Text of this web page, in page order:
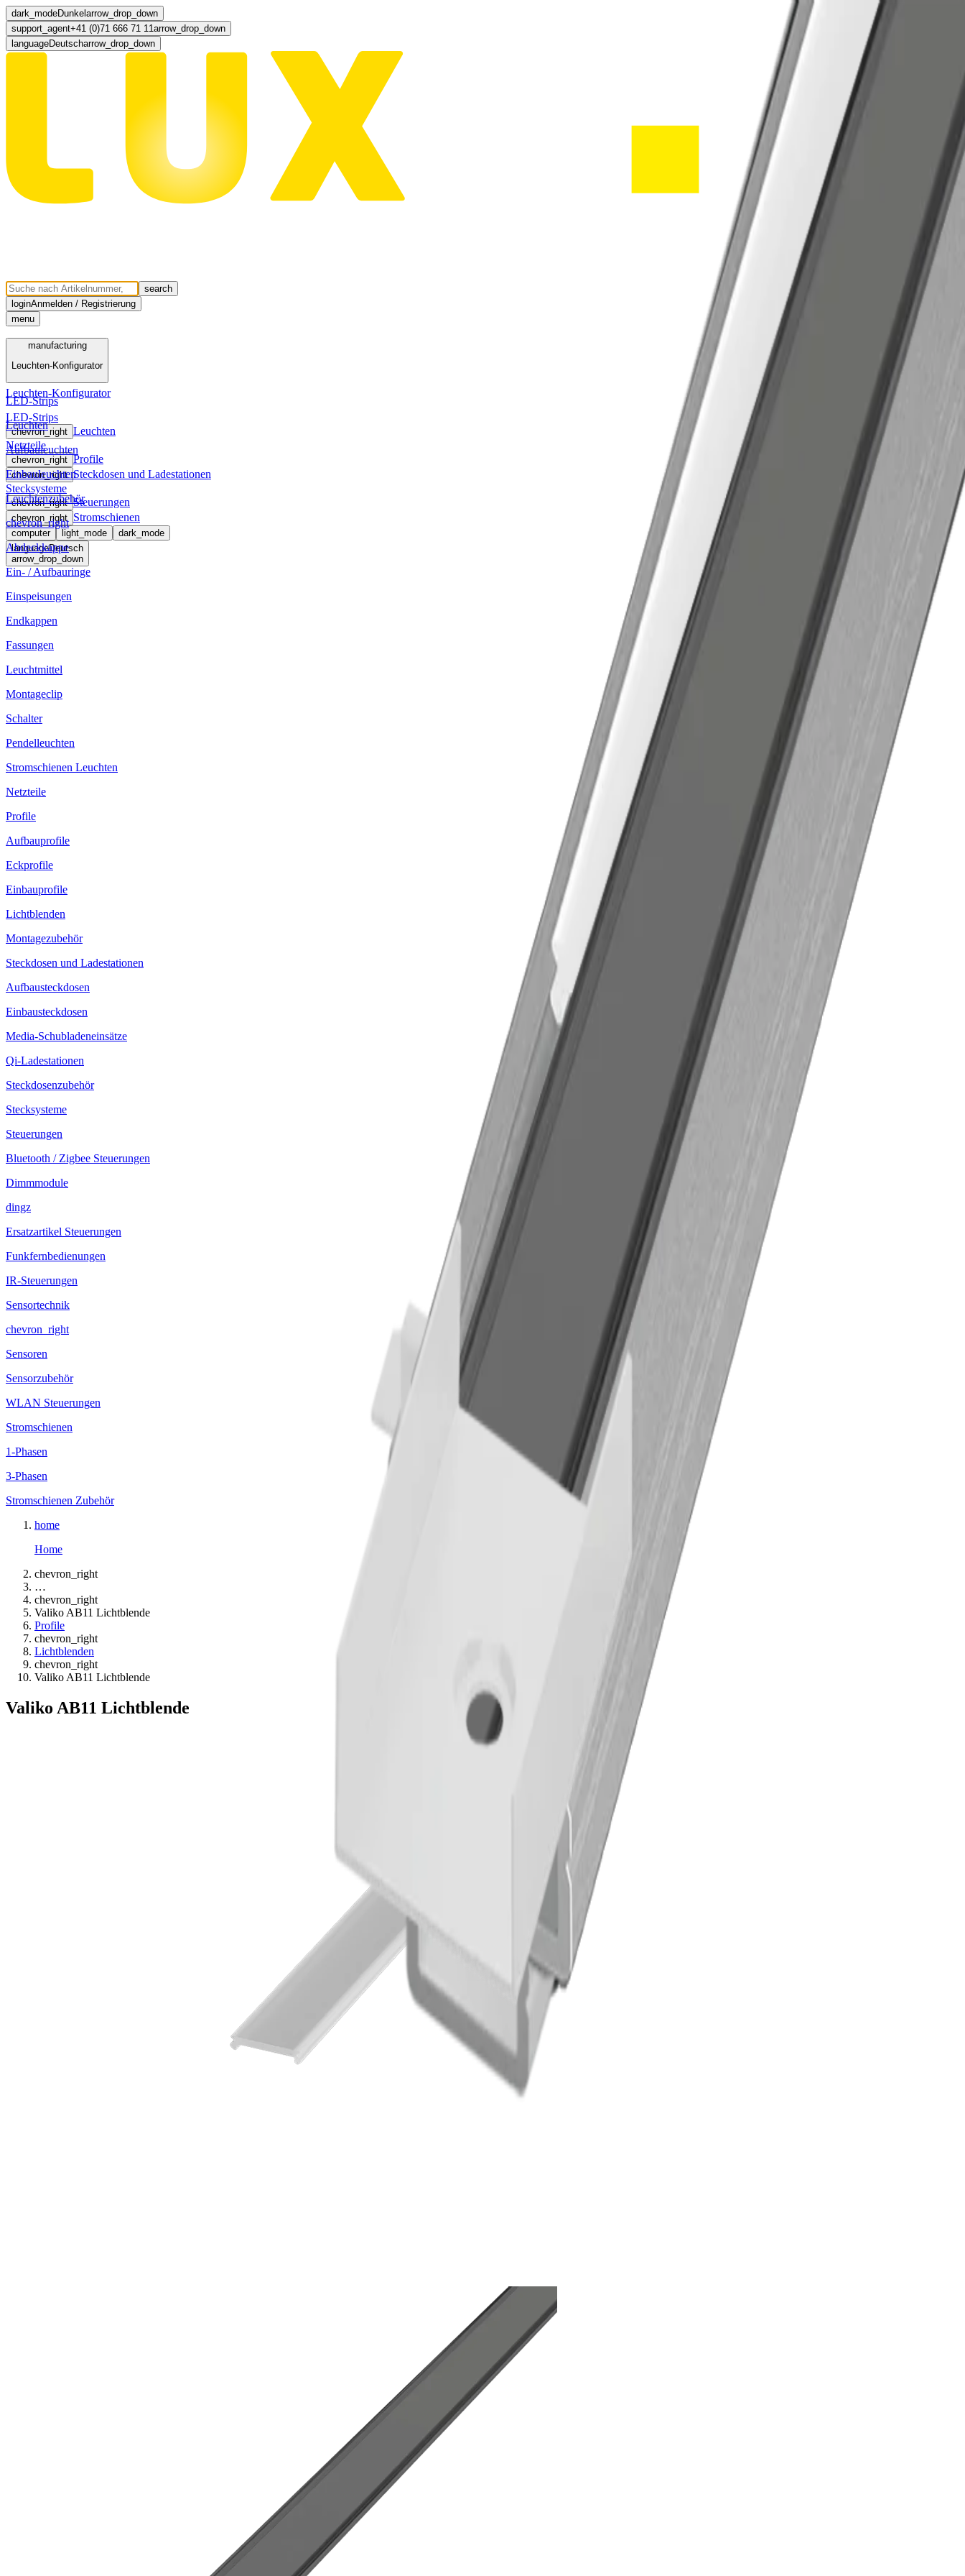
dark_modeDunkel arrow_drop_down
support_agent+41 (0)71 666 71 11arrow_drop_down
languageDeutscharrow_drop_down
search
loginAnmelden / Registrierung
menu
Menü
manufacturing
Leuchten-Konfigurator
LED-Strips
chevron_right Leuchten
Netzteile
chevron_right Profile
chevron_right Steckdosen und Ladestationen
Stecksysteme
chevron_right Steuerungen
chevron_right Stromschienen
computer light_mode
dark_mode
languageDeutsch
arrow_drop_down
manufacturing
Leuchten-Konfigurator
LED-Strips
Leuchten
Aufbauleuchten
Einbauleuchten
Leuchtenzubehör
chevron_right
Abdeckkappe
Ein- / Aufbauringe
Einspeisungen
Endkappen
Fassungen
Leuchtmittel
Montageclip
Schalter
Pendelleuchten
Stromschienen Leuchten
Netzteile
Profile
Aufbauprofile
Eckprofile
Einbauprofile
Lichtblenden
Montagezubehör
Steckdosen und Ladestationen
Aufbausteckdosen
Einbausteckdosen
Media-Schubladeneinsätze
Qi-Ladestationen
Steckdosenzubehör
Stecksysteme
Steuerungen
Bluetooth / Zigbee Steuerungen
Dimmmodule
dingz
Ersatzartikel Steuerungen
Funkfernbedienungen
IR-Steuerungen
Sensortechnik
chevron_right
Sensoren
Sensorzubehör
WLAN Steuerungen
Stromschienen
1-Phasen
3-Phasen
Stromschienen Zubehör
home
Home
chevron_right
…
chevron_right
Valiko AB11 Lichtblende
Profile
chevron_right
Lichtblenden
chevron_right
Valiko AB11 Lichtblende
Valiko AB11 Lichtblende